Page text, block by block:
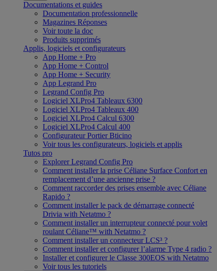
Documentations et guides
Documentation professionnelle
Magazines Réponses
Voir toute la doc
Produits supprimés
Applis, logiciels et configurateurs
App Home + Pro
App Home + Control
App Home + Security
App Legrand Pro
Legrand Config Pro
Logiciel XLPro4 Tableaux 6300
Logiciel XLPro4 Tableaux 400
Logiciel XLPro4 Calcul 6300
Logiciel XLPro4 Calcul 400
Configurateur Portier Bticino
Voir tous les configurateurs, logiciels et applis
Tutos pro
Explorer Legrand Config Pro
Comment installer la prise Céliane Surface Confort en
remplacement d’une ancienne prise ?
Comment raccorder des prises ensemble avec Céliane
Rapido ?
Comment installer le pack de démarrage connecté
Drivia with Netatmo ?
Comment installer un interrupteur connecté pour volet
roulant Céliane™ with Netatmo ?
Comment installer un connecteur LCS³ ?
Comment installer et configurer l’alarme Type 4 radio ?
Installer et configurer le Classe 300EOS with Netatmo
Voir tous les tutoriels